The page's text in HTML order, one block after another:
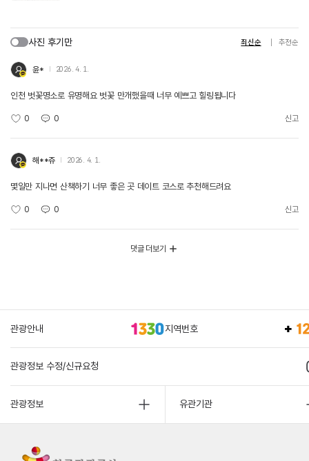
사진 후기만 최신순 추천순
윤* 2026. 4. 1.
인천 벗꽃명소로 유명해요 벗꽃 만개했을때 너무 예쁘고 힐링됩니다
0 0 신고
해**쥬 2026. 4. 1.
몇일만 지나면 산책하기 너무 좋은 곳 데이트 코스로 추천해드려요
0 0 신고
댓글 더보기
관광안내 지역번호
관광정보 수정/신규요청
관광정보 유관기관